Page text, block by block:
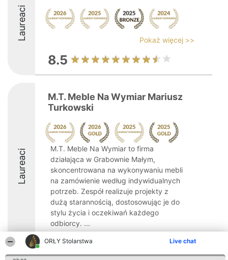
ORŁY Stolarstwa Live chat
Laureaci Pokaż więcej >>
8.5
Laureaci
M.T. Meble Na Wymiar Mariusz
Turkowski
M.T. Meble Na Wymiar to firma
działająca w Grabownie Małym,
skoncentrowana na wykonywaniu mebli
na zamówienie według indywidualnych
potrzeb. Zespół realizuje projekty z
dużą starannością, dostosowując je do
stylu życia i oczekiwań każdego
odbiorcy. ...
10